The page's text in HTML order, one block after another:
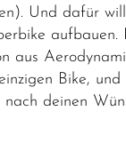
Und dafür
aus
Bike,
deinen